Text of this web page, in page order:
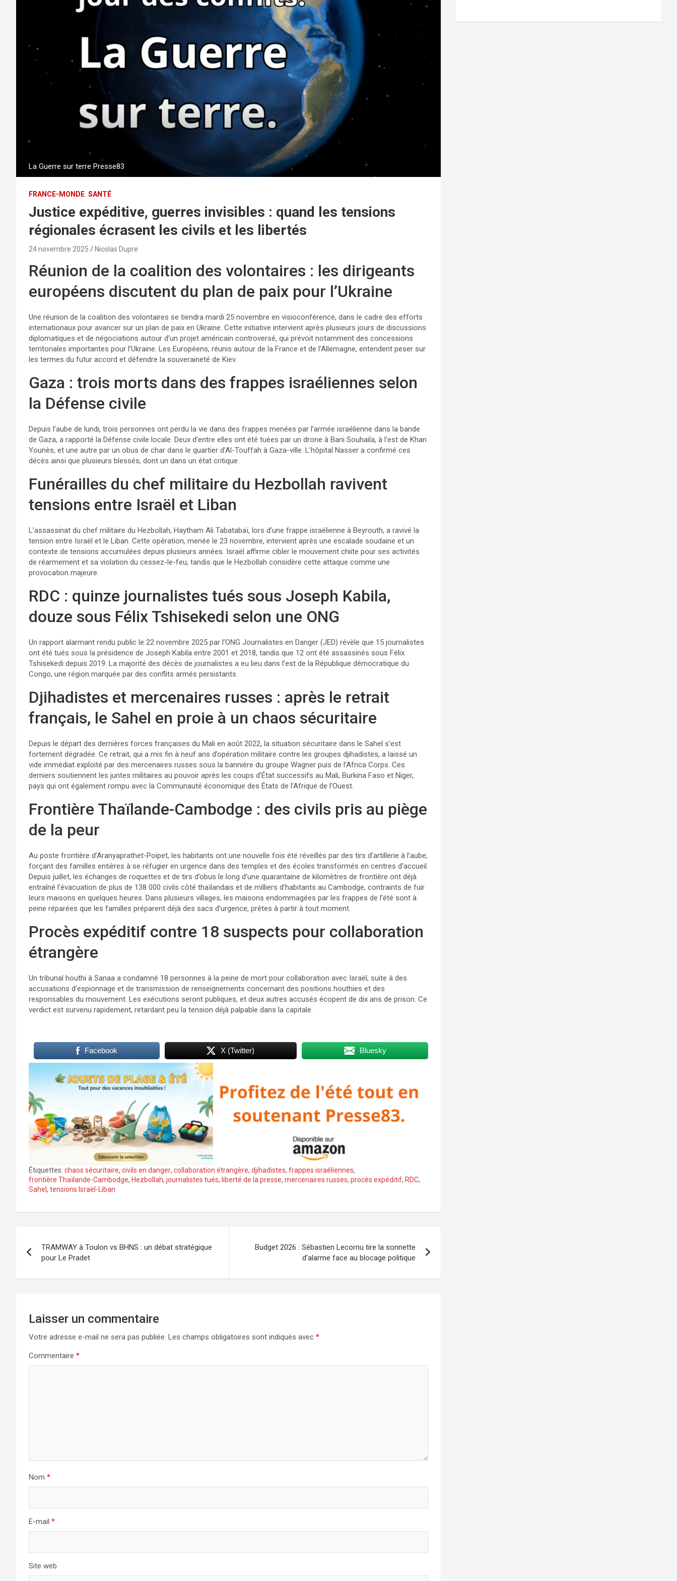
La Guerre sur terre Presse83
FRANCE-MONDE SANTÉ
Justice expéditive, guerres invisibles : quand les tensions
régionales écrasent les civils et les libertés
24 novembre 2025 Nicolas Dupre
Réunion de la coalition des volontaires : les dirigeants
européens discutent du plan de paix pour l’Ukraine
Une réunion de la coalition des volontaires se tiendra mardi 25 novembre en visioconférence, dans le cadre des efforts
internationaux pour avancer sur un plan de paix en Ukraine. Cette initiative intervient après plusieurs jours de discussions
diplomatiques et de négociations autour d’un projet américain controversé, qui prévoit notamment des concessions
territoriales importantes pour l’Ukraine. Les Européens, réunis autour de la France et de l’Allemagne, entendent peser sur
les termes du futur accord et défendre la souveraineté de Kiev.
Gaza : trois morts dans des frappes israéliennes selon
la Défense civile
Depuis l’aube de lundi, trois personnes ont perdu la vie dans des frappes menées par l’armée israélienne dans la bande
de Gaza, a rapporté la Défense civile locale. Deux d’entre elles ont été tuées par un drone à Bani Souhaila, à l’est de Khan
Younès, et une autre par un obus de char dans le quartier d’Al-Touffah à Gaza-ville. L’hôpital Nasser a confirmé ces
décès ainsi que plusieurs blessés, dont un dans un état critique.
Funérailles du chef militaire du Hezbollah ravivent
tensions entre Israël et Liban
L’assassinat du chef militaire du Hezbollah, Haytham Ali Tabatabaï, lors d’une frappe israélienne à Beyrouth, a ravivé la
tension entre Israël et le Liban. Cette opération, menée le 23 novembre, intervient après une escalade soudaine et un
contexte de tensions accumulées depuis plusieurs années. Israël affirme cibler le mouvement chiite pour ses activités
de réarmement et sa violation du cessez-le-feu, tandis que le Hezbollah considère cette attaque comme une
provocation majeure.
​RDC : quinze journalistes tués sous Joseph Kabila,
douze sous Félix Tshisekedi selon une ONG
Un rapport alarmant rendu public le 22 novembre 2025 par l’ONG Journalistes en Danger (JED) révèle que 15 journalistes
ont été tués sous la présidence de Joseph Kabila entre 2001 et 2018, tandis que 12 ont été assassinés sous Félix
Tshisekedi depuis 2019. La majorité des décès de journalistes a eu lieu dans l’est de la République démocratique du
Congo, une région marquée par des conflits armés persistants.
Djihadistes et mercenaires russes : après le retrait
français, le Sahel en proie à un chaos sécuritaire
Depuis le départ des dernières forces françaises du Mali en août 2022, la situation sécuritaire dans le Sahel s’est
fortement dégradée. Ce retrait, qui a mis fin à neuf ans d’opération militaire contre les groupes djihadistes, a laissé un
vide immédiat exploité par des mercenaires russes sous la bannière du groupe Wagner puis de l’Africa Corps. Ces
derniers soutiennent les juntes militaires au pouvoir après les coups d’État successifs au Mali, Burkina Faso et Niger,
pays qui ont également rompu avec la Communauté économique des États de l’Afrique de l’Ouest.
Frontière Thaïlande-Cambodge : des civils pris au piège
de la peur
Au poste frontière d’Aranyaprathet-Poipet, les habitants ont une nouvelle fois été réveillés par des tirs d’artillerie à l’aube,
forçant des familles entières à se réfugier en urgence dans des temples et des écoles transformés en centres d’accueil.
Depuis juillet, les échanges de roquettes et de tirs d’obus le long d’une quarantaine de kilomètres de frontière ont déjà
entraîné l’évacuation de plus de 138 000 civils côté thaïlandais et de milliers d’habitants au Cambodge, contraints de fuir
leurs maisons en quelques heures. Dans plusieurs villages, les maisons endommagées par les frappes de l’été sont à
peine réparées que les familles préparent déjà des sacs d’urgence, prêtes à partir à tout moment.
​​Procès expéditif contre 18 suspects pour collaboration
étrangère
Un tribunal houthi à Sanaa a condamné 18 personnes à la peine de mort pour collaboration avec Israël, suite à des
accusations d’espionnage et de transmission de renseignements concernant des positions houthies et des
responsables du mouvement. Les exécutions seront publiques, et deux autres accusés écopent de dix ans de prison. Ce
verdict est survenu rapidement, retardant peu la tension déjà palpable dans la capitale.
Facebook X (Twitter) Bluesky
Étiquettes: chaos sécuritaire, civils en danger, collaboration étrangère, djihadistes, frappes israéliennes,
frontière Thaïlande-Cambodge, Hezbollah, journalistes tués, liberté de la presse, mercenaires russes, procès expéditif, RDC,
Sahel , tensions Israël-Liban
de
l’article
TRAMWAY à Toulon vs BHNS : un débat stratégique
pour Le Pradet
Budget 2026 : Sébastien Lecornu tire la sonnette
d’alarme face au blocage politique
Laisser un commentaire
Votre adresse e-mail ne sera pas publiée. Les champs obligatoires sont indiqués avec *
Commentaire *
Nom *
E-mail *
Site web